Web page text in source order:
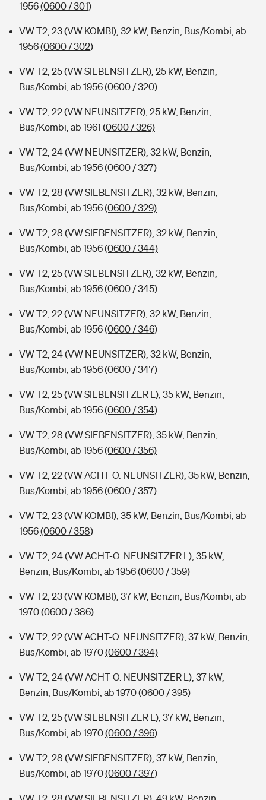
1956(0600 / 301)
VW T2, 23 (VW KOMBI), 32 kW, Benzin, Bus/Kombi, ab
1956(0600 / 302)
VW T2, 25 (VW SIEBENSITZER), 25 kW, Benzin,
Bus/Kombi, ab 1956(0600 / 320)
VW T2, 22 (VW NEUNSITZER), 25 kW, Benzin,
Bus/Kombi, ab 1961 (0600 / 326)
VW T2, 24 (VW NEUNSITZER), 32 kW, Benzin,
Bus/Kombi, ab 1956(0600 / 327)
VW T2, 28 (VW SIEBENSITZER), 32 kW, Benzin,
Bus/Kombi, ab 1956(0600 / 329)
VW T2, 28 (VW SIEBENSITZER), 32 kW, Benzin,
Bus/Kombi, ab 1956(0600 / 344)
VW T2, 25 (VW SIEBENSITZER), 32 kW, Benzin,
Bus/Kombi, ab 1956(0600 / 345)
VW T2, 22 (VW NEUNSITZER), 32 kW, Benzin,
Bus/Kombi, ab 1956(0600 / 346)
VW T2, 24 (VW NEUNSITZER), 32 kW, Benzin,
Bus/Kombi, ab 1956(0600 / 347)
VW T2, 25 (VW SIEBENSITZER L), 35 kW, Benzin,
Bus/Kombi, ab 1956(0600 / 354)
VW T2, 28 (VW SIEBENSITZER), 35 kW, Benzin,
Bus/Kombi, ab 1956(0600 / 356)
VW T2, 22 (VW ACHT-O. NEUNSITZER), 35 kW, Benzin,
Bus/Kombi, ab 1956(0600 / 357)
VW T2, 23 (VW KOMBI), 35 kW, Benzin, Bus/Kombi, ab
1956(0600 / 358)
VW T2, 24 (VW ACHT-O. NEUNSITZER L), 35 kW,
Benzin, Bus/Kombi, ab 1956(0600 / 359)
VW T2, 23 (VW KOMBI), 37 kW, Benzin, Bus/Kombi, ab
1970(0600 / 386)
VW T2, 22 (VW ACHT-O. NEUNSITZER), 37 kW, Benzin,
Bus/Kombi, ab 1970(0600 / 394)
VW T2, 24 (VW ACHT-O. NEUNSITZER L), 37 kW,
Benzin, Bus/Kombi, ab 1970(0600 / 395)
VW T2, 25 (VW SIEBENSITZER L), 37 kW, Benzin,
Bus/Kombi, ab 1970(0600 / 396)
VW T2, 28 (VW SIEBENSITZER), 37 kW, Benzin,
Bus/Kombi, ab 1970(0600 / 397)